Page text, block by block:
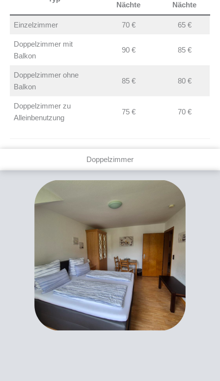
Nächte Nächte
Einzelzimmer 70 € 65 €
Doppelzimmer mit
Balkon
90 € 85 €
Doppelzimmer ohne
Balkon
85 € 80 €
Doppelzimmer zu
Alleinbenutzung
75 € 70 €
Doppelzimmer